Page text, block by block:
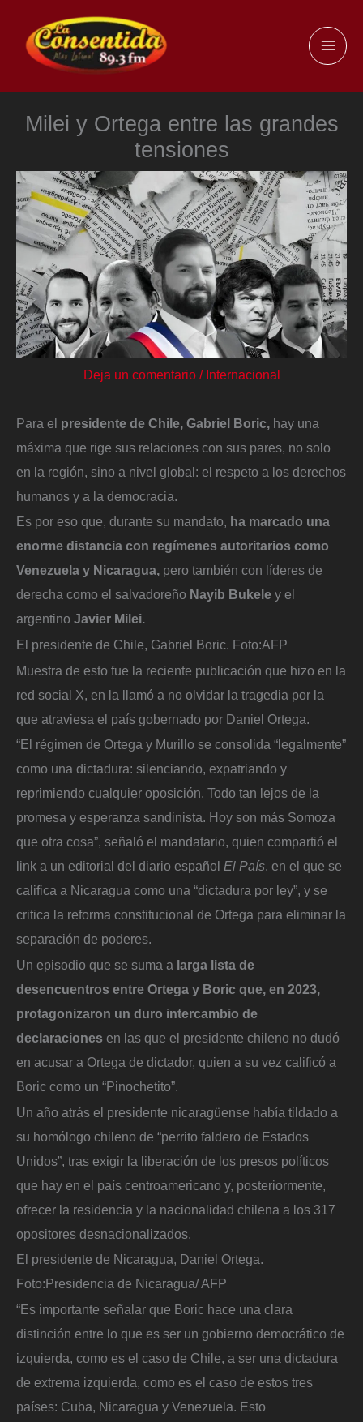
contenido
Milei y Ortega entre las grandes
tensiones
Deja un comentario / Internacional
Para el presidente de Chile, Gabriel Boric, hay una
máxima que rige sus relaciones con sus pares, no solo
en la región, sino a nivel global: el respeto a los derechos
humanos y a la democracia.
Es por eso que, durante su mandato, ha marcado una
enorme distancia con regímenes autoritarios como
Venezuela y Nicaragua, pero también con líderes de
derecha como el salvadoreño Nayib Bukele y el
argentino Javier Milei.
El presidente de Chile, Gabriel Boric. Foto:AFP
Muestra de esto fue la reciente publicación que hizo en la
red social X, en la llamó a no olvidar la tragedia por la
que atraviesa el país gobernado por Daniel Ortega.
“El régimen de Ortega y Murillo se consolida “legalmente”
como una dictadura: silenciando, expatriando y
reprimiendo cualquier oposición. Todo tan lejos de la
promesa y esperanza sandinista. Hoy son más Somoza
que otra cosa”, señaló el mandatario, quien compartió el
link a un editorial del diario español El País, en el que se
califica a Nicaragua como una “dictadura por ley”, y se
critica la reforma constitucional de Ortega para eliminar la
separación de poderes.
Un episodio que se suma a larga lista de
desencuentros entre Ortega y Boric que, en 2023,
protagonizaron un duro intercambio de
declaraciones en las que el presidente chileno no dudó
en acusar a Ortega de dictador, quien a su vez calificó a
Boric como un “Pinochetito”.
Un año atrás el presidente nicaragüense había tildado a
su homólogo chileno de “perrito faldero de Estados
Unidos”, tras exigir la liberación de los presos políticos
que hay en el país centroamericano y, posteriormente,
ofrecer la residencia y la nacionalidad chilena a los 317
opositores desnacionalizados.
El presidente de Nicaragua, Daniel Ortega.
Foto:Presidencia de Nicaragua/ AFP
“Es importante señalar que Boric hace una clara
distinción entre lo que es ser un gobierno democrático de
izquierda, como es el caso de Chile, a ser una dictadura
de extrema izquierda, como es el caso de estos tres
países: Cuba, Nicaragua y Venezuela. Esto